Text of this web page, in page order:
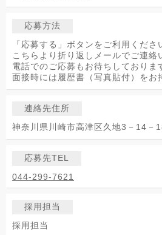
応募方法
「応募する」ボタンをご利用くださ
こちらより折り返しメールでご連絡
電話でのご応募もお待ちしておりま
面接時には履歴書（写真貼付）をお
連絡先住所
神奈川県川崎市高津区久地3－14－
応募先TEL
044-299-7621
採用担当
採用担当